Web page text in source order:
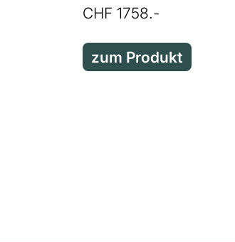
CHF 1758.-
zum Produkt